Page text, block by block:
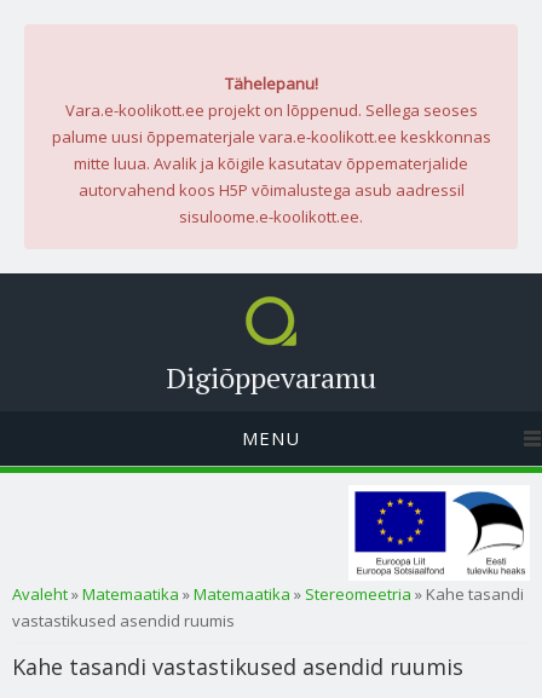
Tähelepanu!
Vara.e-koolikott.ee projekt on lõppenud. Sellega seoses
palume uusi õppematerjale vara.e-koolikott.ee keskkonnas
mitte luua. Avalik ja kõigile kasutatav õppematerjalide
autorvahend koos H5P võimalustega asub aadressil
sisuloome.e-koolikott.ee.
Digiõppevaramu
MENU
Sa oled siin
Avaleht»Matemaatika »Matemaatika » Stereomeetria » Kahe tasandi
vastastikused asendid ruumis
Kahe tasandi vastastikused asendid ruumis